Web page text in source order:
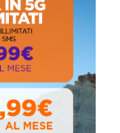
Zambito